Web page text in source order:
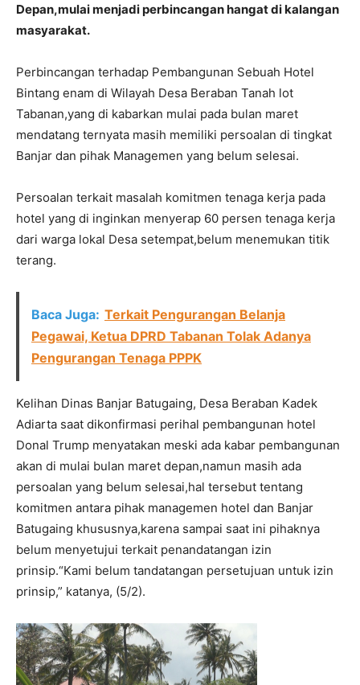
Depan,mulai menjadi perbincangan hangat di kalangan
masyarakat.
Perbincangan terhadap Pembangunan Sebuah Hotel
Bintang enam di Wilayah Desa Beraban Tanah lot
Tabanan,yang di kabarkan mulai pada bulan maret
mendatang ternyata masih memiliki persoalan di tingkat
Banjar dan pihak Managemen yang belum selesai.
Persoalan terkait masalah komitmen tenaga kerja pada
hotel yang di inginkan menyerap 60 persen tenaga kerja
dari warga lokal Desa setempat,belum menemukan titik
terang.
Baca Juga: Terkait Pengurangan Belanja
Pegawai, Ketua DPRD Tabanan Tolak Adanya
Pengurangan Tenaga PPPK
Kelihan Dinas Banjar Batugaing, Desa Beraban Kadek
Adiarta saat dikonfirmasi perihal pembangunan hotel
Donal Trump menyatakan meski ada kabar pembangunan
akan di mulai bulan maret depan,namun masih ada
persoalan yang belum selesai,hal tersebut tentang
komitmen antara pihak managemen hotel dan Banjar
Batugaing khususnya,karena sampai saat ini pihaknya
belum menyetujui terkait penandatangan izin
prinsip.“Kami belum tandatangan persetujuan untuk izin
prinsip,” katanya, (5/2).